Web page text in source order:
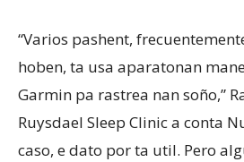
“Varios pashent,
hoben, ta usa aparatonan
Garmin pa rastrea nan soño,”
Ruysdael Sleep Clinic a conta
caso, e dato por ta util. Pero